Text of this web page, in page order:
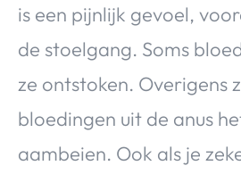
is een pijnlijk gevoel,
de stoelgang. Soms
ze ontstoken. Overigens
bloedingen uit de anus
aambeien. Ook als je